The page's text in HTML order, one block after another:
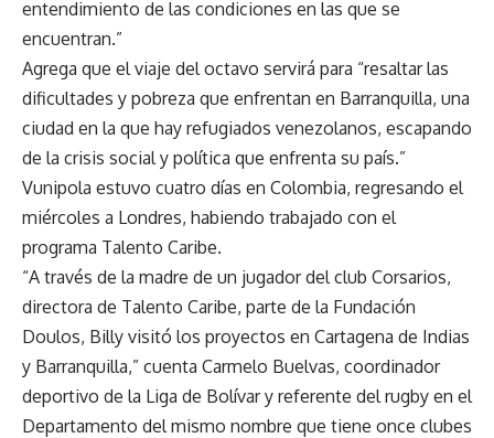
entendimiento de las condiciones en las que se
encuentran.”
Agrega que el viaje del octavo servirá para “resaltar las
dificultades y pobreza que enfrentan en Barranquilla, una
ciudad en la que hay refugiados venezolanos, escapando
de la crisis social y política que enfrenta su país.”
Vunipola estuvo cuatro días en Colombia, regresando el
miércoles a Londres, habiendo trabajado con el
programa Talento Caribe.
“A través de la madre de un jugador del club Corsarios,
directora de Talento Caribe, parte de la Fundación
Doulos, Billy visitó los proyectos en Cartagena de Indias
y Barranquilla,” cuenta Carmelo Buelvas, coordinador
deportivo de la Liga de Bolívar y referente del rugby en el
Departamento del mismo nombre que tiene once clubes